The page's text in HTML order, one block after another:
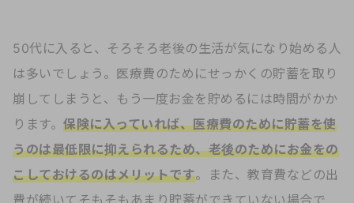
50代に入ると、そろそろ老後の生活が気になり始める人
は多いでしょう。医療費のためにせっかくの貯蓄を取り
崩してしまうと、もう一度お金を貯めるには時間がかか
ります。 保険に入っていれば、医療費のために貯蓄を使
うのは最低限に抑えられるため、老後のためにお金をの
こしておけるのはメリットです。また、教育費などの出
費が続いてそもそもあまり貯蓄ができていない場合で